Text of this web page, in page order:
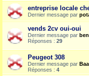
entreprise locale
Dernier message par
vends 2cv oui-oui
Dernier message par
Réponses : 29
Peugeot 308
Dernier message par
Réponses : 4